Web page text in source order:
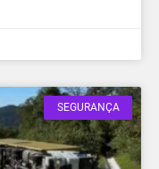
SEGURANÇA